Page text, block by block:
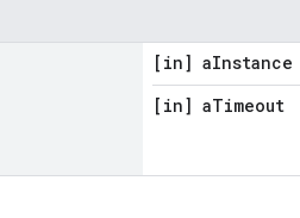
[in] aInstance
[in] aTimeout